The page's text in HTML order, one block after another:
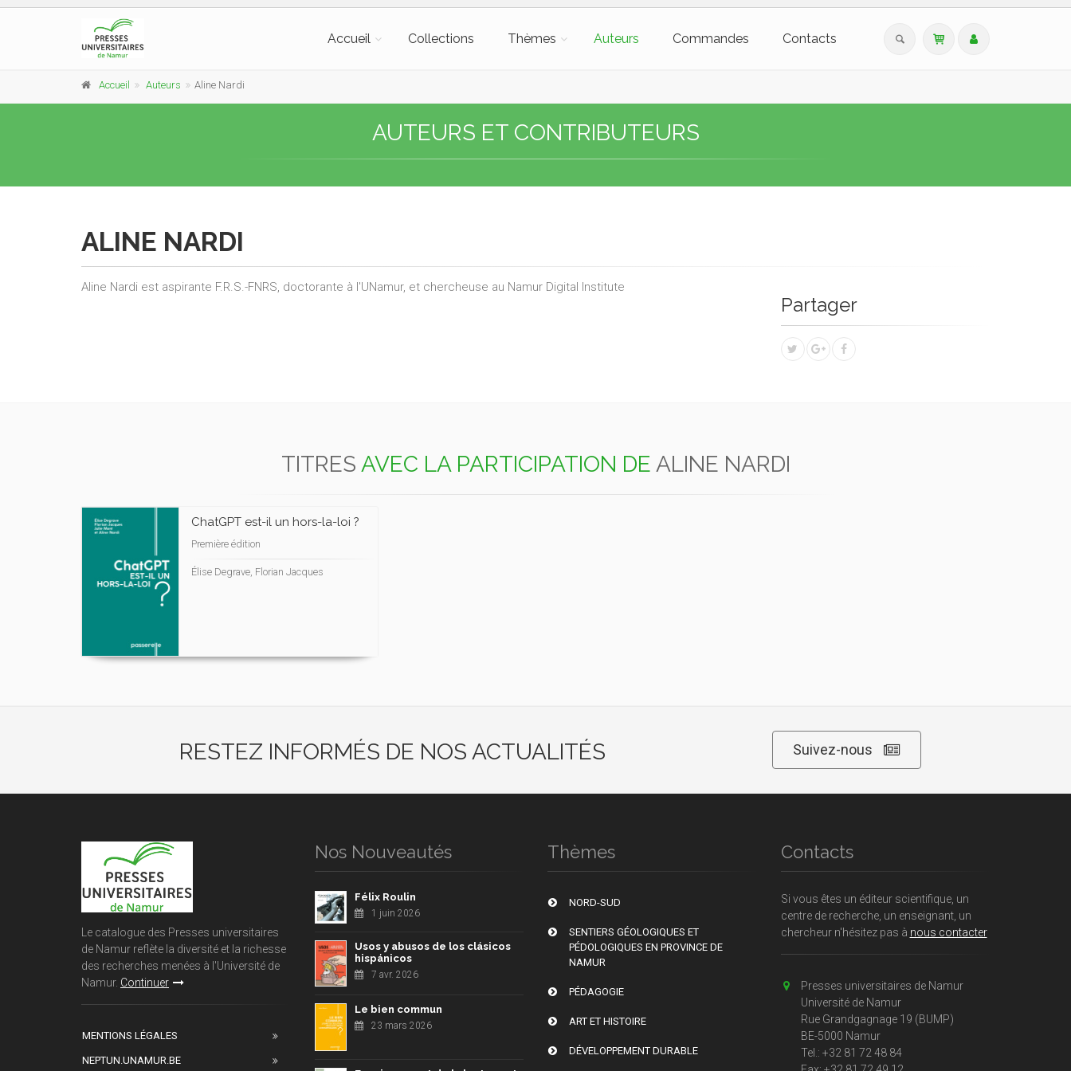
Accueil Collections Thèmes Auteurs Commandes Contacts
Accueil Auteurs Aline Nardi
AUTEURS ET CONTRIBUTEURS
ALINE NARDI
Aline Nardi est aspirante F.R.S.-FNRS, doctorante à l'UNamur, et chercheuse au Namur Digital Institute
Partager
TITRES AVEC LA PARTICIPATION DE ALINE NARDI
ChatGPT est-il un hors-la-loi ?
Première édition
Élise Degrave, Florian Jacques
RESTEZ INFORMÉS DE NOS ACTUALITÉS Suivez-nous
Le catalogue des Presses universitaires
de Namur reflète la diversité et la richesse
des recherches menées à l'Université de
Namur. Continuer
MENTIONS LÉGALES
NEPTUN.UNAMUR.BE
Nos Nouveautés
Félix Roulin
1 juin 2026
Usos y abusos de los clásicos
hispánicos
7 avr. 2026
Le bien commun
23 mars 2026
Thèmes
NORD-SUD
SENTIERS GÉOLOGIQUES ET
PÉDOLOGIQUES EN PROVINCE DE
NAMUR
PÉDAGOGIE
ART ET HISTOIRE
DÉVELOPPEMENT DURABLE
Contacts
Si vous êtes un éditeur scientifique, un
centre de recherche, un enseignant, un
chercheur n'hésitez pas à nous contacter
Presses universitaires de Namur
Université de Namur
Rue Grandgagnage 19 (BUMP)
BE-5000 Namur
Tel.: +32 81 72 48 84